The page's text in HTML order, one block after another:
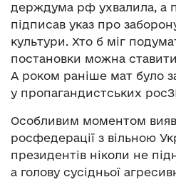
держдума рф ухвалила, а
підписав указ про
культури. Хто б міг
постановки можна
А роком раніше мат було
у пропагандистських
Особливим моментом
росфедерації з вільною
президентів ніколи не
а голову сусідньої